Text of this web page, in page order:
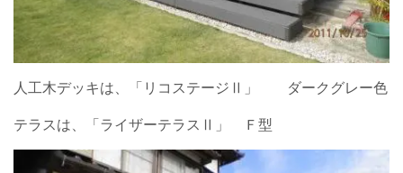
人工木デッキは、「リコステージⅡ」 ダークグレー色
テラスは、「ライザーテラスⅡ」 Ｆ型